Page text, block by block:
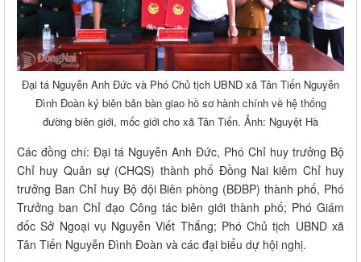
Đại tá Nguyễn Anh Đức và Phó Chủ tịch UBND xã Tân Tiến Nguyễn
Đình Đoàn ký biên bản bàn giao hồ sơ hành chính về hệ thống
đường biên giới, mốc giới cho xã Tân Tiến. Ảnh: Nguyệt Hà
Các đồng chí: Đại tá Nguyễn Anh Đức, Phó Chỉ huy trưởng Bộ
Chỉ huy Quân sự (CHQS) thành phố Đồng Nai kiêm Chỉ huy
trưởng Ban Chỉ huy Bộ đội Biên phòng (BĐBP) thành phố, Phó
Trưởng ban Chỉ đạo Công tác biên giới thành phố; Phó Giám
đốc Sở Ngoại vụ Nguyễn Viết Thắng; Phó Chủ tịch UBND xã
Tân Tiến Nguyễn Đình Đoàn và các đại biểu dự hội nghị.